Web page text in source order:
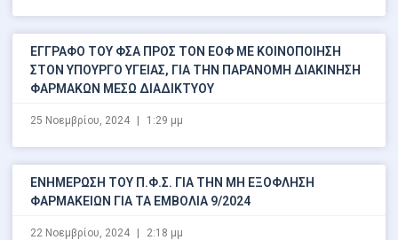
ΕΓΓΡΑΦΟ ΤΟΥ ΦΣΑ ΠΡΟΣ ΤΟΝ ΕΟΦ ΜΕ ΚΟΙΝΟΠΟΙΗΣΗ
ΣΤΟΝ ΥΠΟΥΡΓΟ ΥΓΕΙΑΣ, ΓΙΑ ΤΗΝ ΠΑΡΑΝΟΜΗ ΔΙΑΚΙΝΗΣΗ
ΦΑΡΜΑΚΩΝ ΜΕΣΩ ΔΙΑΔΙΚΤΥΟΥ
25 Νοεμβρίου, 2024 1:29 μμ
ΕΝΗΜΕΡΩΣΗ ΤΟΥ Π.Φ.Σ. ΓΙΑ ΤΗΝ ΜΗ ΕΞΟΦΛΗΣΗ
ΦΑΡΜΑΚΕΙΩΝ ΓΙΑ ΤΑ ΕΜΒΟΛΙΑ 9/2024
22 Νοεμβρίου, 2024 2:18 μμ